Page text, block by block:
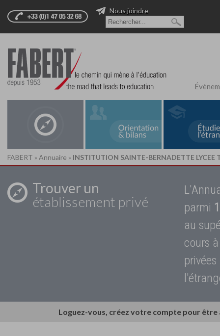
Nous joindre
FABERT » Annuaire » INSTITUTION SAINTE-BERNADETTE LYCEE
Trouver un
établissement privé
parmi
au
cours
Loguez-vous, créez votre compte pour